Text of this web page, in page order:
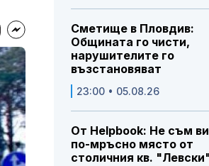
Сметище в Пловдив:
Общината го чисти,
нарушителите го
възстановяват
23:00 • 05.08.26
От Helpbook: Не съм
по-мръсно място от
столичния кв.